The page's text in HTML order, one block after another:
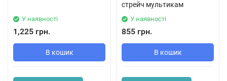
У наявності
1,225 грн.
В кошик
стрейч мультикам
У наявності
855 грн.
В кошик